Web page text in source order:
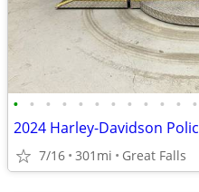
• • • • • • • • • • • •
7/16 301mi Great Falls